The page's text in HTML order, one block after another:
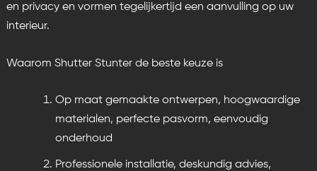
en privacy en vormen tegelijkertijd een aanvulling op uw
interieur.
Waarom Shutter Stunter de beste keuze is
Op maat gemaakte ontwerpen, hoogwaardige
materialen, perfecte pasvorm, eenvoudig
onderhoud
Professionele installatie, deskundig advies,